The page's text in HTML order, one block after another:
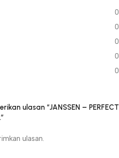
0
0
0
0
0
ulasan “JANSSEN – PERFECT
ulasan.